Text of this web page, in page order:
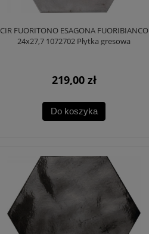
CIR FUORITONO ESAGONA FUORIBIANCO
24x27,7 1072702 Płytka gresowa
219,00 zł
Do koszyka